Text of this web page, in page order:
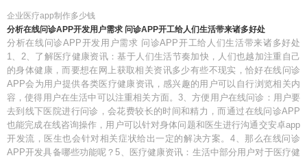
企业医疗app制作多少钱
分析在线问诊APP开发用户需求 问诊APP开工给人们生活带来诸多好处
分析在线问诊APP开发用户需求 问诊APP开工给人们生活带来诸多好处
1、2、了解医疗健康资讯：基于人们生活节奏加快，人们也越加注重自己
的身体健康，而要想在网上获取相关资讯多少有些不现实，恰好在线问诊
APP会为用户提供各类医疗健康资讯，感兴趣的用户可以自行浏览相关内
容，使得用户在生活中可以注重相关方面。3、方便用户在线问诊：用户要
去到线下医院进行问诊，会花费较长的时间和精力，而通过在线问诊APP
也能完成在线咨询操作，用户可以针对身体问题和医生进行沟通交安卓app
开发流，医生也会针对相关症状给出一定的解决方案。4、那么在线问诊
APP开发具备哪些功能呢？5、医疗健康资讯：生活中部分用户对于医疗健